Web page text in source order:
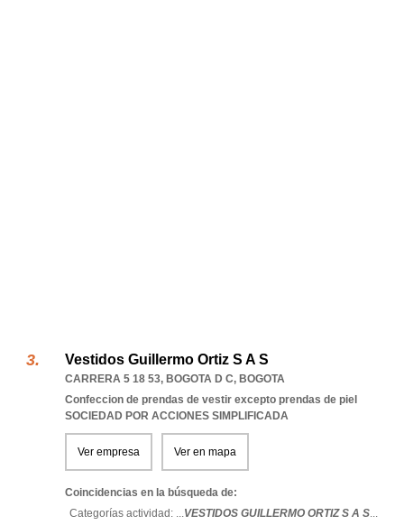
Vestidos Guillermo Ortiz S A S
CARRERA 5 18 53, BOGOTA D C, BOGOTA
Confeccion de prendas de vestir excepto prendas de piel
SOCIEDAD POR ACCIONES SIMPLIFICADA
Ver empresa Ver en mapa
Coincidencias en la búsqueda de:
Categorías actividad: ...VESTIDOS GUILLERMO ORTIZ S A S...